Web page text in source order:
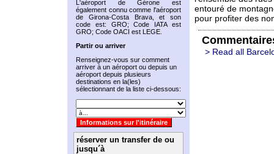
L'aéroport de Gérone est
également connu comme l'aéroport
de Girona-Costa Brava, et son
code est: GRO; Code IATA est
GRO; Code OACI est LEGE.
Partir ou arriver
Renseignez-vous sur comment
arriver à un aéroport ou depuis un
aéroport depuis plusieurs
destinations en la(les)
sélectionnant de la liste ci-dessous:
réserver un transfer de ou
jusqu´à
entouré de
pour profiter des
> Read all